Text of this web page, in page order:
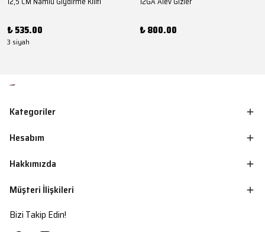
₺ 535.00
3 siyah
₺ 800.00
Kategoriler
Hesabım
Hakkımızda
Müşteri İlişkileri
Bizi Takip Edin!